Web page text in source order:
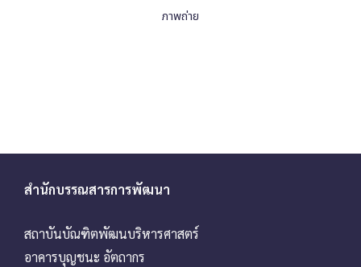
ภาพถ่าย
สำนักบรรณสารการพัฒนา
สถาบันบัณฑิตพัฒนบริหารศาสตร์
อาคารบุญชนะ อัตถากร